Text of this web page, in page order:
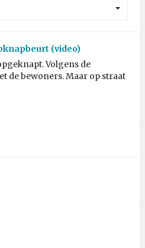
(video)
Volgens de
de bewoners. Maar op straat